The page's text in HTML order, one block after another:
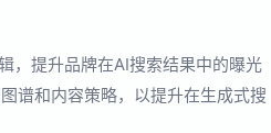
，提升品牌在AI搜索结果中的曝光
谱和内容策略，以提升在生成式搜